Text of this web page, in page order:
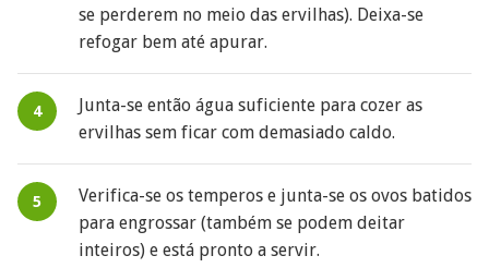
se perderem no meio das ervilhas). Deixa-se
refogar bem até apurar.
Junta-se então água suficiente para cozer as
ervilhas sem ficar com demasiado caldo.
Verifica-se os temperos e junta-se os ovos batidos
para engrossar (também se podem deitar
inteiros) e está pronto a servir.